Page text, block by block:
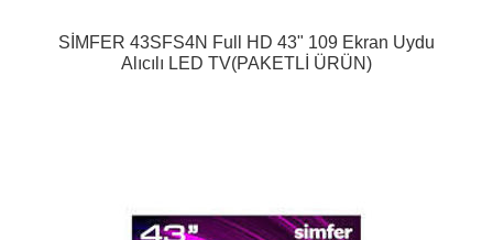
SİMFER 43SFS4N Full HD 43" 109 Ekran Uydu
Alıcılı LED TV(PAKETLİ ÜRÜN)